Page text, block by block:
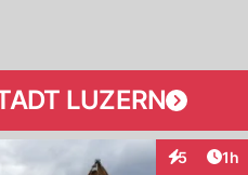
LUZERN
5 1h